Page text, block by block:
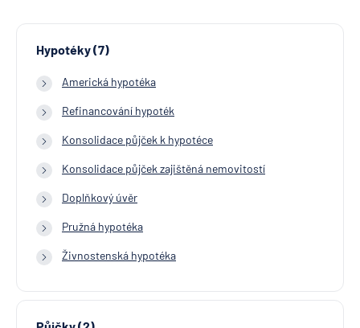
Hypotéky (7)
Americká hypotéka
Refinancování hypoték
Konsolidace půjček k hypotéce
Konsolidace půjček zajištěná nemovitostí
Doplňkový úvěr
Pružná hypotéka
Živnostenská hypotéka